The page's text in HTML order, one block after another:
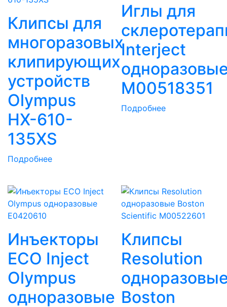
Клипсы для
многоразовых
клипирующих
устройств
Olympus
HX-610-
135XS
Подробнее
Иглы для
Interject
M00518351
Подробнее
Инъекторы
ECO Inject
Olympus
одноразовые
Клипсы
Resolution
Boston